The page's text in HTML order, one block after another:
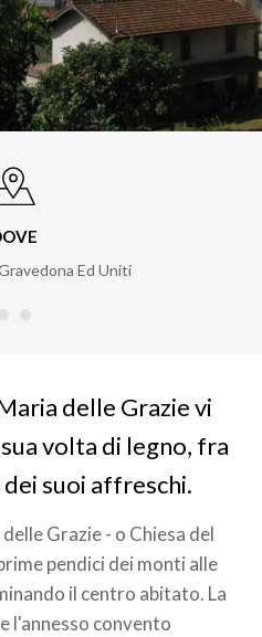
Ed Uniti
delle Grazie vi
volta di legno, fra
suoi affreschi.
Grazie - o Chiesa del
pendici dei monti alle
il centro abitato. La
l'annesso convento